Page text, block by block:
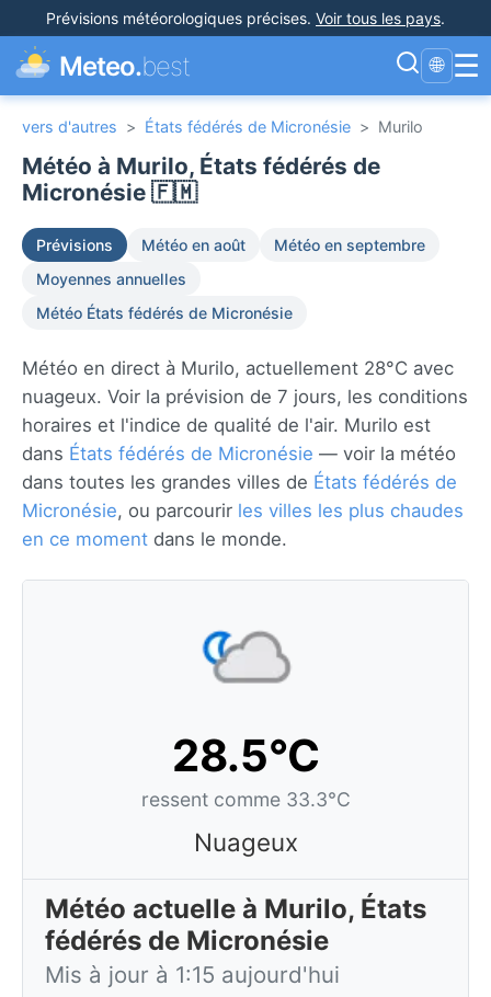
Prévisions météorologiques précises. Voir tous les pays.
Meteo.best 🌐 ☰
vers d'autres > États fédérés de Micronésie > Murilo
Météo à Murilo, États fédérés de
Micronésie 🇫🇲
Prévisions Météo en août
Météo en septembre
Moyennes annuelles
Météo États fédérés de Micronésie
Météo en direct à Murilo, actuellement 28°C avec
nuageux. Voir la prévision de 7 jours, les conditions
horaires et l'indice de qualité de l'air. Murilo est
dans États fédérés de Micronésie — voir la météo
dans toutes les grandes villes de États fédérés de
Micronésie, ou parcourir les villes les plus chaudes
en ce moment dans le monde.
28.5°C
ressent comme 33.3°C
Nuageux
Météo actuelle à Murilo, États
fédérés de Micronésie
Mis à jour à 1:15 aujourd'hui